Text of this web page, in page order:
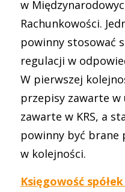
w
Rachunkowości.
powinny stosować
regulacji w
W pierwszej
przepisy zawarte w
zawarte w KRS, a
powinny być brane
w kolejności.
Księgowość